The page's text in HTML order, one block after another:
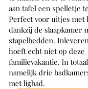
aan tafel een spelletje
Perfect voor uitjes met
dankzij de slaapkamer
stapelbedden.
hoeft echt niet op deze
familievakantie. In
namelijk drie
met ligbad.